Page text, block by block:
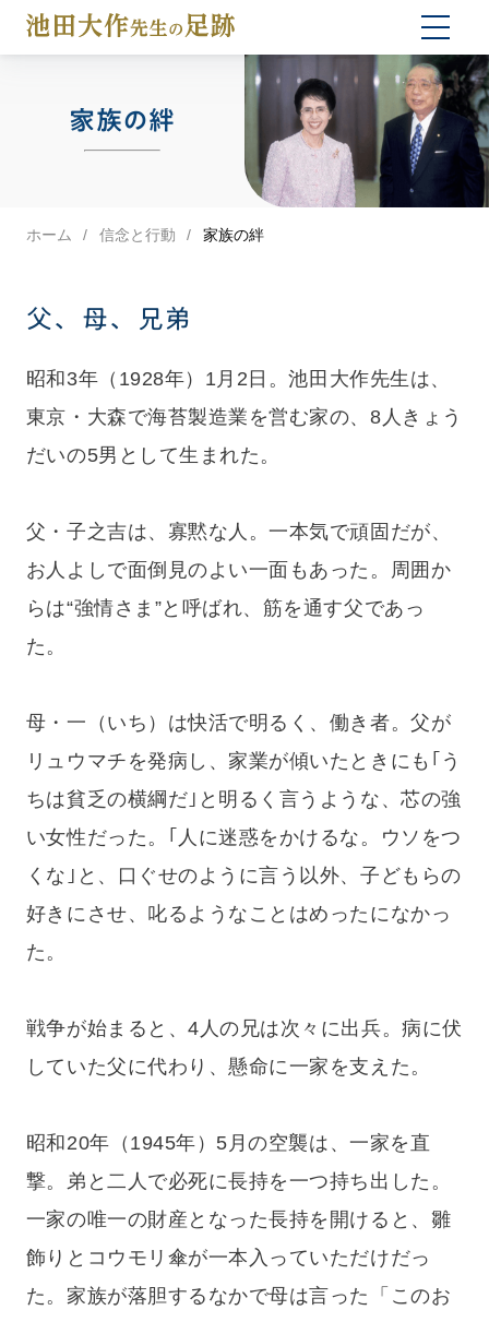
家族の絆
ホーム 信念と行動 家族の絆
父、母、兄弟
昭和3年（1928年）1月2日。池田大作先生は、
東京・大森で海苔製造業を営む家の、8人きょう
だいの5男として生まれた。
父・子之吉は、寡黙な人。一本気で頑固だが、
お人よしで面倒見のよい一面もあった。周囲か
らは“強情さま”と呼ばれ、筋を通す父であっ
た。
母・一（いち）は快活で明るく、働き者。父が
リュウマチを発病し、家業が傾いたときにも｢う
ちは貧乏の横綱だ｣と明るく言うような、芯の強
い女性だった。｢人に迷惑をかけるな。ウソをつ
くな｣と、口ぐせのように言う以外、子どもらの
好きにさせ、叱るようなことはめったになかっ
た。
戦争が始まると、4人の兄は次々に出兵。病に伏
していた父に代わり、懸命に一家を支えた。
昭和20年（1945年）5月の空襲は、一家を直
撃。弟と二人で必死に長持を一つ持ち出した。
一家の唯一の財産となった長持を開けると、雛
飾りとコウモリ傘が一本入っていただけだっ
た。家族が落胆するなかで母は言った「このお